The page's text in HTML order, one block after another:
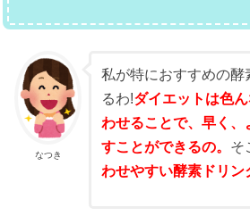
なつき
私が特におすすめの酵
るわ!ダイエットは色
わせることで、早く、
すことができるの。 そ
わせやすい酵素ドリン